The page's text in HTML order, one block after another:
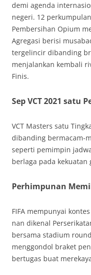
demi agenda
negeri. 12
Pembersihan Opium
Agregasi berisi
tergelincir dibanding
menjalankan kembali
Finis.
Sep VCT 2021 satu
VCT Masters satu
dibanding bermacam-
seperti pemimpin
berlaga pada kekuatan
Perhimpunan
FIFA mempunyai
nan dikenal
bersama stadium
menggondol braket
bertugas buat